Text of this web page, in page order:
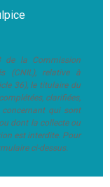
de la Commission
(CNIL), relative à
36), le titulaire du
clarifiées,
qui sont
dont la collecte ou
est interdite. Pour
ci-dessus.